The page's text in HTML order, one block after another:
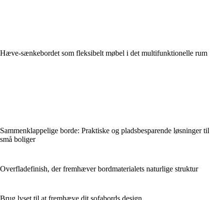
Hæve-sænkebordet som fleksibelt møbel i det multifunktionelle rum
Sammenklappelige borde: Praktiske og pladsbesparende løsninger til
små boliger
Overfladefinish, der fremhæver bordmaterialets naturlige struktur
Brug lyset til at fremhæve dit sofabords design